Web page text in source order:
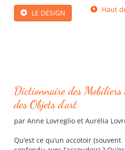
LE DESIGN
Haut
Dictionnaire des Mobiliers
des Objets d’art
par Anne Lovreglio et Aurélia
Qu’est ce qu’un accotoir (souvent